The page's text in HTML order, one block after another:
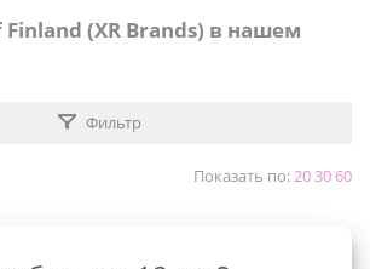
(XR Brands) в нашем
Фильтр
Показать по:203060